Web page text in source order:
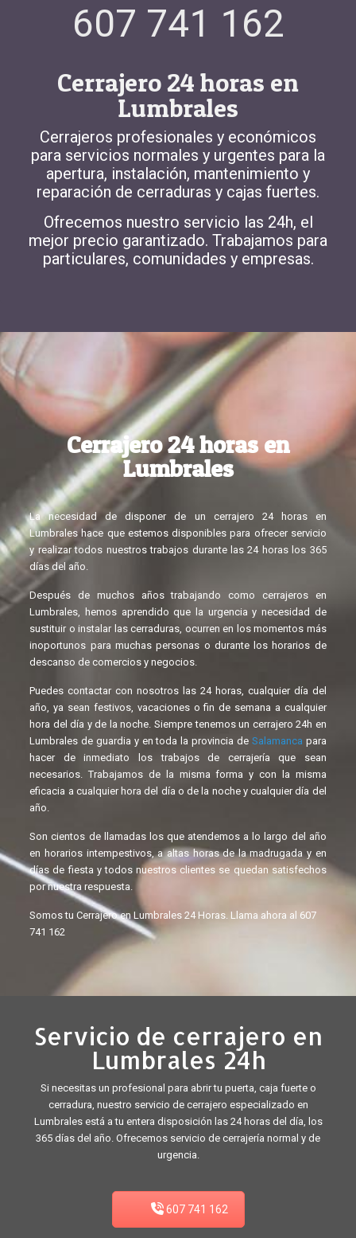
607 741 162
Cerrajero 24 horas en
Lumbrales
Cerrajeros profesionales y económicos
para servicios normales y urgentes para la
apertura, instalación, mantenimiento y
reparación de cerraduras y cajas fuertes.
Ofrecemos nuestro servicio las 24h, el
mejor precio garantizado. Trabajamos para
particulares, comunidades y empresas.
Cerrajero 24 horas en
Lumbrales
La necesidad de disponer de un cerrajero 24 horas en
Lumbrales hace que estemos disponibles para ofrecer servicio
y realizar todos nuestros trabajos durante las 24 horas los 365
días del año.
Después de muchos años trabajando como cerrajeros en
Lumbrales, hemos aprendido que la urgencia y necesidad de
sustituir o instalar las cerraduras, ocurren en los momentos más
inoportunos para muchas personas o durante los horarios de
descanso de comercios y negocios.
Puedes contactar con nosotros las 24 horas, cualquier día del
año, ya sean festivos, vacaciones o fin de semana a cualquier
hora del día y de la noche. Siempre tenemos un cerrajero 24h en
Lumbrales de guardia y en toda la provincia de Salamanca para
hacer de inmediato los trabajos de cerrajería que sean
necesarios. Trabajamos de la misma forma y con la misma
eficacia a cualquier hora del día o de la noche y cualquier día del
año.
Son cientos de llamadas los que atendemos a lo largo del año
en horarios intempestivos, a altas horas de la madrugada y en
días de fiesta y todos nuestros clientes se quedan satisfechos
por nuestra respuesta.
Somos tu Cerrajero en Lumbrales 24 Horas. Llama ahora al 607
741 162
Servicio de cerrajero en
Lumbrales 24h
Si necesitas un profesional para abrir tu puerta, caja fuerte o
cerradura, nuestro servicio de cerrajero especializado en
Lumbrales está a tu entera disposición las 24 horas del día, los
365 días del año. Ofrecemos servicio de cerrajería normal y de
urgencia.
607 741 162